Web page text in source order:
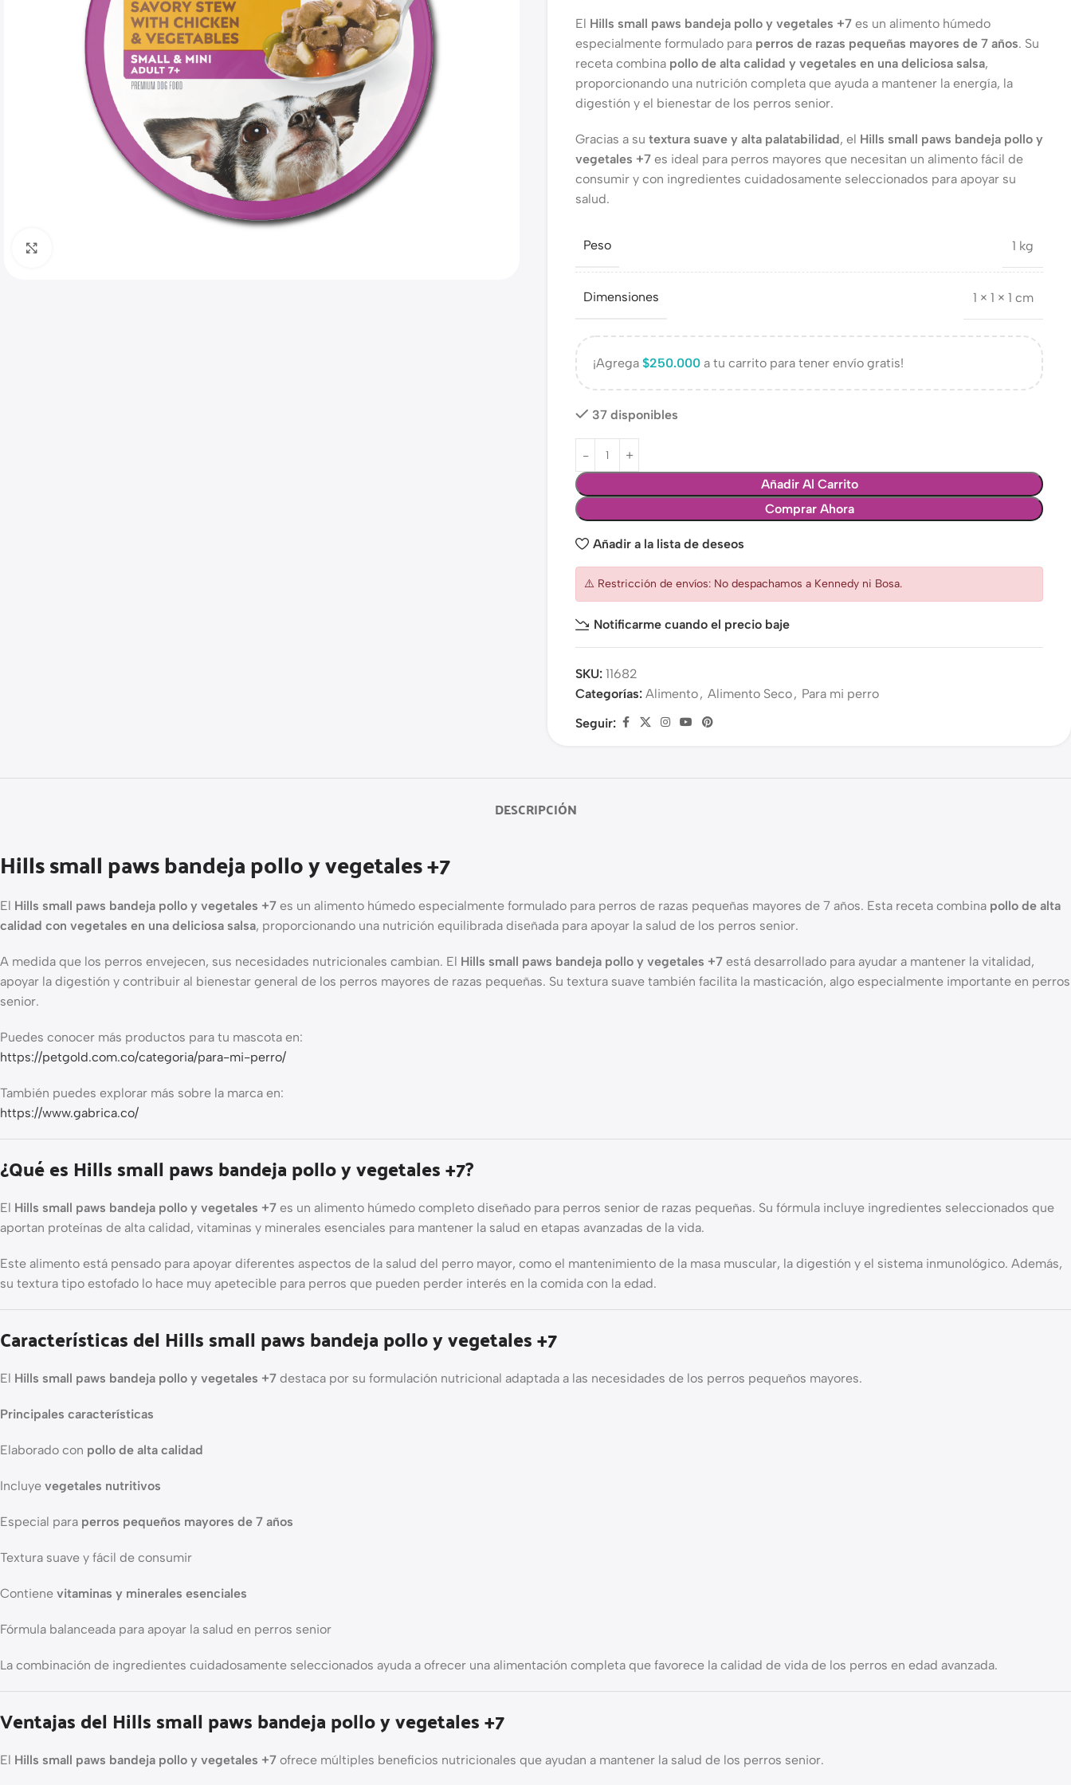
El Hills small paws bandeja pollo y vegetales +7 es un alimento húmedo
especialmente formulado para perros de razas pequeñas mayores de 7 años. Su
receta combina pollo de alta calidad y vegetales en una deliciosa salsa,
proporcionando una nutrición completa que ayuda a mantener la energía, la
digestión y el bienestar de los perros senior.
Gracias a su textura suave y alta palatabilidad, el Hills small paws bandeja pollo y
vegetales +7 es ideal para perros mayores que necesitan un alimento fácil de
consumir y con ingredientes cuidadosamente seleccionados para apoyar su
salud.
Peso 1 kg
Dimensiones 1 × 1 × 1 cm
¡Agrega $250.000 a tu carrito para tener envío gratis!
37 disponibles
Añadir Al Carrito
Comprar Ahora
Añadir a la lista de deseos
⚠️ Restricción de envíos: No despachamos a Kennedy ni Bosa.
Notificarme cuando el precio baje
SKU: 11682
Categorías: Alimento, Alimento Seco, Para mi perro
Seguir:
DESCRIPCIÓN
Hills small paws bandeja pollo y vegetales +7
El Hills small paws bandeja pollo y vegetales +7 es un alimento húmedo especialmente formulado para perros de razas pequeñas mayores de 7 años. Esta receta combina pollo de alta
calidad con vegetales en una deliciosa salsa, proporcionando una nutrición equilibrada diseñada para apoyar la salud de los perros senior.
A medida que los perros envejecen, sus necesidades nutricionales cambian. El Hills small paws bandeja pollo y vegetales +7 está desarrollado para ayudar a mantener la vitalidad,
apoyar la digestión y contribuir al bienestar general de los perros mayores de razas pequeñas. Su textura suave también facilita la masticación, algo especialmente importante en perros
senior.
Puedes conocer más productos para tu mascota en:
https://petgold.com.co/categoria/para-mi-perro/
También puedes explorar más sobre la marca en:
https://www.gabrica.co/
¿Qué es Hills small paws bandeja pollo y vegetales +7?
El Hills small paws bandeja pollo y vegetales +7 es un alimento húmedo completo diseñado para perros senior de razas pequeñas. Su fórmula incluye ingredientes seleccionados que
aportan proteínas de alta calidad, vitaminas y minerales esenciales para mantener la salud en etapas avanzadas de la vida.
Este alimento está pensado para apoyar diferentes aspectos de la salud del perro mayor, como el mantenimiento de la masa muscular, la digestión y el sistema inmunológico. Además,
su textura tipo estofado lo hace muy apetecible para perros que pueden perder interés en la comida con la edad.
Características del Hills small paws bandeja pollo y vegetales +7
El Hills small paws bandeja pollo y vegetales +7 destaca por su formulación nutricional adaptada a las necesidades de los perros pequeños mayores.
Principales características
Elaborado con pollo de alta calidad
Incluye vegetales nutritivos
Especial para perros pequeños mayores de 7 años
Textura suave y fácil de consumir
Contiene vitaminas y minerales esenciales
Fórmula balanceada para apoyar la salud en perros senior
La combinación de ingredientes cuidadosamente seleccionados ayuda a ofrecer una alimentación completa que favorece la calidad de vida de los perros en edad avanzada.
Ventajas del Hills small paws bandeja pollo y vegetales +7
El Hills small paws bandeja pollo y vegetales +7 ofrece múltiples beneficios nutricionales que ayudan a mantener la salud de los perros senior.